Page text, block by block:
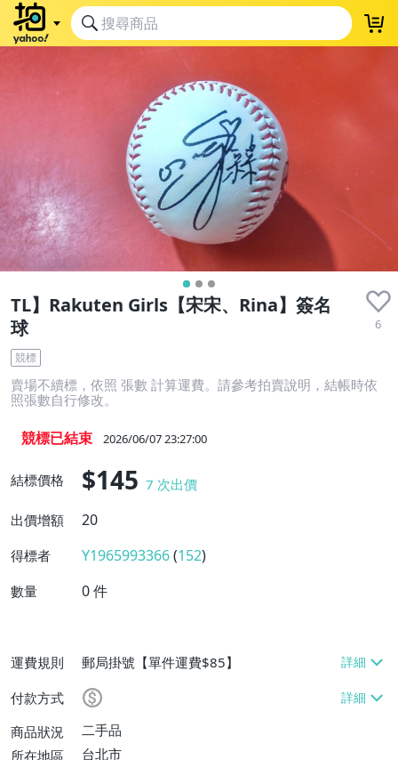
TL】Rakuten Girls【宋宋、Rina】簽名
球
6
競標
賣場不續標，依照 張數 計算運費。請參考拍賣說明，結帳時依
照張數自行修改。
競標已結束 2026/06/07 23:27:00
結標價格 $145 7 次出價
出價增額
20
得標者 Y1965993366(152)
數量 0件
運費規則
郵局掛號【單件運費$85】
付款方式
商品狀況
二手品
所在地區
台北市